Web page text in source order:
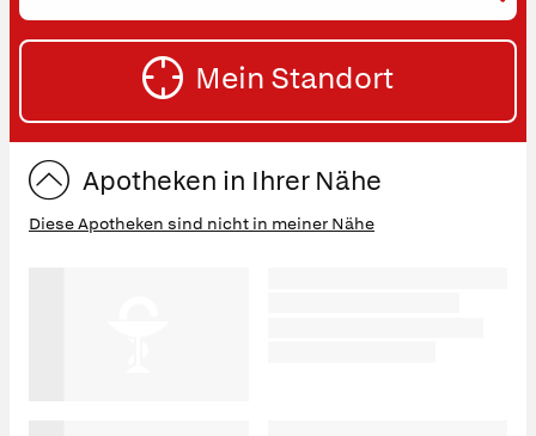
oder
Straße
Mein Standort
Apotheken in Ihrer Nähe
Diese Apotheken sind nicht in meiner Nähe